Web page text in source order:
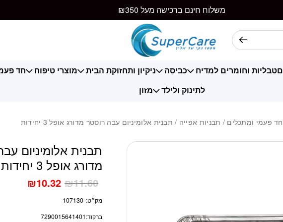
משלוח חינם ברכישה מעל ₪350
טבליות וחומרים למדיח כביסה ניקיון ותחזוקת הבית מוצרי טיפוח חד
לתינוק ולילד
מזון
חד פעמי ומתכלים / תבניות אפייה / תבנית אלומיניום עבה רוסטר מדורג אופל 3 יחידות
תבנית אלומיניום
מדורג אופל 3 יחידות
₪11.60
₪10.32
מק״ט: 107130
ברקוד:7290015641401